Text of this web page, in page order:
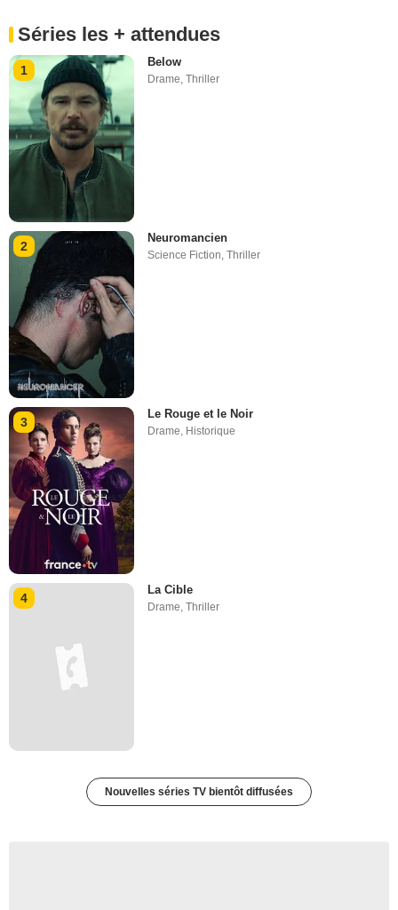
Séries les + attendues
1
Below
Drame ,Thriller
2
Neuromancien
Science Fiction,Thriller
3
Le Rouge et le Noir
Drame, Historique
4
La Cible
Drame,Thriller
Nouvelles séries TV bientôt diffusées